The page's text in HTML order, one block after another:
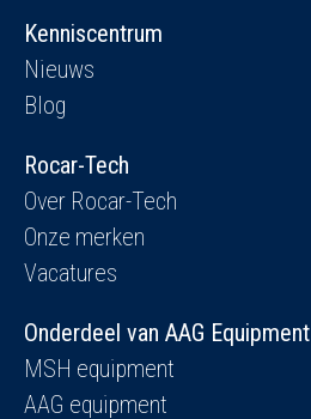
Kenniscentrum
Nieuws
Blog
Rocar-Tech
Over Rocar-Tech
Onze merken
Vacatures
Onderdeel van AAG Equipment
MSH equipment
AAG equipment